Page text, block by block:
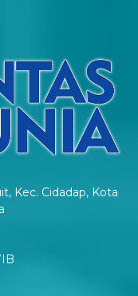
Kec. Cidadap, Kota